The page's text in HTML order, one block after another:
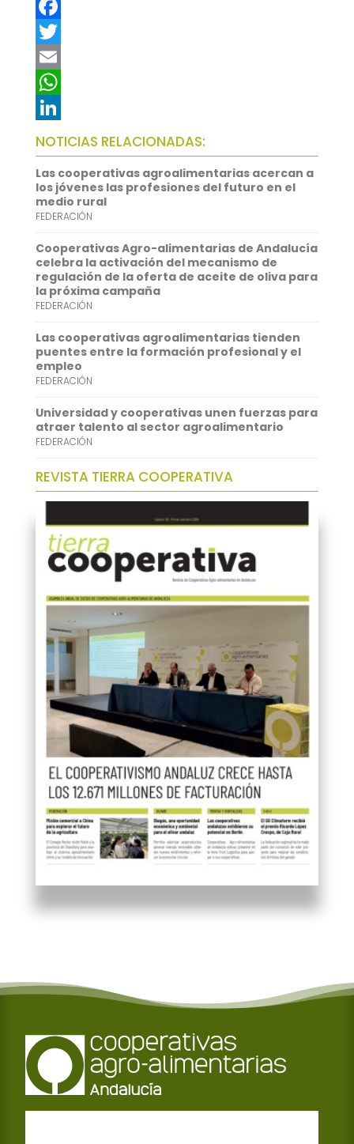
F
a
c
e
b
o
o
k
T
w
t
t
e
r
E
m
a
i
l
W
h
a
t
s
A
p
p
L
i
n
k
e
d
I
n
NOTICIAS RELACIONADAS:
Las cooperativas agroalimentarias acercan a
los jóvenes las profesiones del futuro en el
medio rural
FEDERACIÓN
Cooperativas Agro-alimentarias de Andalucía
celebra la activación del mecanismo de
regulación de la oferta de aceite de oliva para
la próxima campaña
FEDERACIÓN
Las cooperativas agroalimentarias tienden
puentes entre la formación profesional y el
empleo
FEDERACIÓN
Universidad y cooperativas unen fuerzas para
atraer talento al sector agroalimentario
FEDERACIÓN
REVISTA TIERRA COOPERATIVA